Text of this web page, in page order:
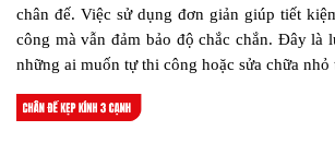
chân đế. Việc sử dụng đơn giản giúp tiết
công mà vẫn đảm bảo độ chắc chắn. Đây là
những ai muốn tự thi công hoặc sửa chữa nhỏ